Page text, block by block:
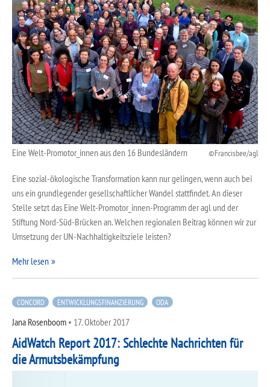
Eine Welt-Promotor_innen aus den 16 Bundesländern Francisbee/agl
Eine sozial-ökologische Transformation kann nur gelingen, wenn auch bei
uns ein grundlegender gesellschaftlicher Wandel stattfindet. An dieser
Stelle setzt das Eine Welt-Promotor_innen-Programm der agl und der
Stiftung Nord-Süd-Brücken an. Welchen regionalen Beitrag können wir zur
Umsetzung der UN-Nachhaltigkeitsziele leisten?
Mehr lesen
CONCORD ENTWICKLUNGSFINANZIERUNG ODA
Jana Rosenboom • 17. Oktober 2017
AidWatch Report 2017: Schlechte Nachrichten für
die Armutsbekämpfung